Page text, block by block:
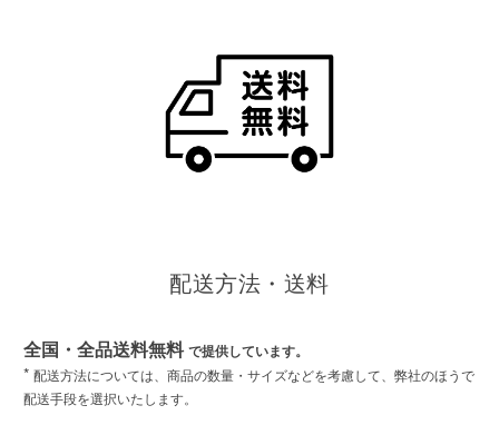
配送方法・送料
全国・全品送料無料 で提供しています。
* 配送方法については、商品の数量・サイズなどを考慮して、弊社のほうで
配送手段を選択いたします。